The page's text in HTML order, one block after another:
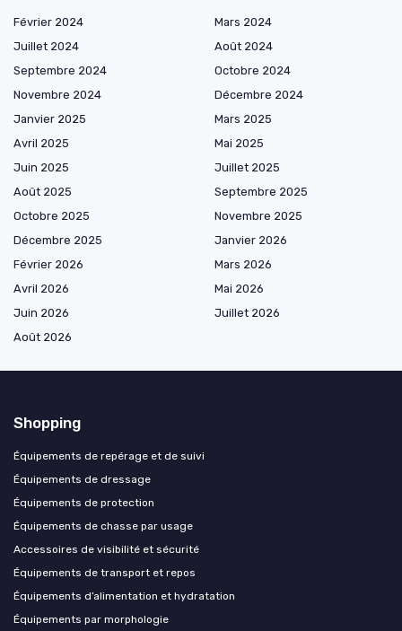
Février 2024
Mars 2024
Juillet 2024
Août 2024
Septembre 2024
Octobre 2024
Novembre 2024
Décembre 2024
Janvier 2025
Mars 2025
Avril 2025
Mai 2025
Juin 2025
Juillet 2025
Août 2025
Septembre 2025
Octobre 2025
Novembre 2025
Décembre 2025
Janvier 2026
Février 2026
Mars 2026
Avril 2026
Mai 2026
Juin 2026
Juillet 2026
Août 2026
Shopping
Équipements de repérage et de suivi
Équipements de dressage
Équipements de protection
Équipements de chasse par usage
Accessoires de visibilité et sécurité
Équipements de transport et repos
Équipements d’alimentation et hydratation
Équipements par morphologie